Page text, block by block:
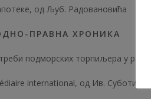
од Љуб. Радовановића
ПРАВНА ХРОНИКА
подморских торпиљера у
international, од Ив. Суботића